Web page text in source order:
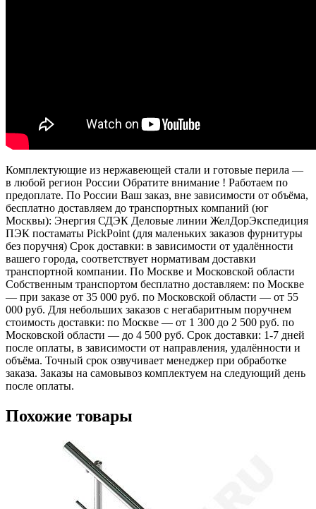
Комплектующие из нержавеющей стали и готовые перила —
в любой регион России Обратите внимание ! Работаем по
предоплате. По России Ваш заказ, вне зависимости от объёма,
бесплатно доставляем до транспортных компаний (юг
Москвы): Энергия СДЭК Деловые линии ЖелДорЭкспедиция
ПЭК постаматы PickPoint (для маленьких заказов фурнитуры
без поручня) Срок доставки: в зависимости от удалённости
вашего города, соответствует нормативам доставки
транспортной компании. По Москве и Московской области
Собственным транспортом бесплатно доставляем: по Москве
— при заказе от 35 000 руб. по Московской области — от 55
000 руб. Для небольших заказов с негабаритным поручнем
стоимость доставки: по Москве — от 1 300 до 2 500 руб. по
Московской области — до 4 500 руб. Срок доставки: 1-7 дней
после оплаты, в зависимости от направления, удалённости и
объёма. Точный срок озвучивает менеджер при обработке
заказа. Заказы на самовывоз комплектуем на следующий день
после оплаты.
Похожие товары